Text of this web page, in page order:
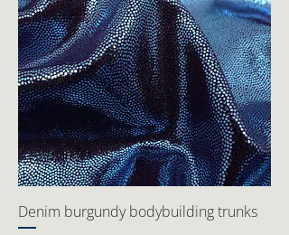
Denim burgundy bodybuilding trunks